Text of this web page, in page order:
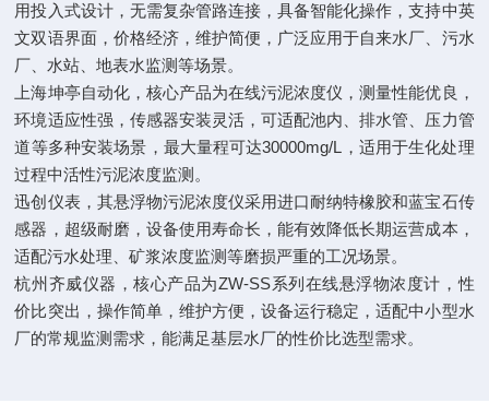
用投入式设计，无需复杂管路连接，具备智能化操作，支持中英
文双语界面，价格经济，维护简便，广泛应用于自来水厂、污水
厂、水站、地表水监测等场景。
上海坤亭自动化，核心产品为在线污泥浓度仪，测量性能优良，
环境适应性强，传感器安装灵活，可适配池内、排水管、压力管
道等多种安装场景，最大量程可达30000mg/L，适用于生化处理
过程中活性污泥浓度监测。
迅创仪表，其悬浮物污泥浓度仪采用进口耐纳特橡胶和蓝宝石传
感器，超级耐磨，设备使用寿命长，能有效降低长期运营成本，
适配污水处理、矿浆浓度监测等磨损严重的工况场景。
杭州齐威仪器，核心产品为ZW-SS系列在线悬浮物浓度计，性
价比突出，操作简单，维护方便，设备运行稳定，适配中小型水
厂的常规监测需求，能满足基层水厂的性价比选型需求。